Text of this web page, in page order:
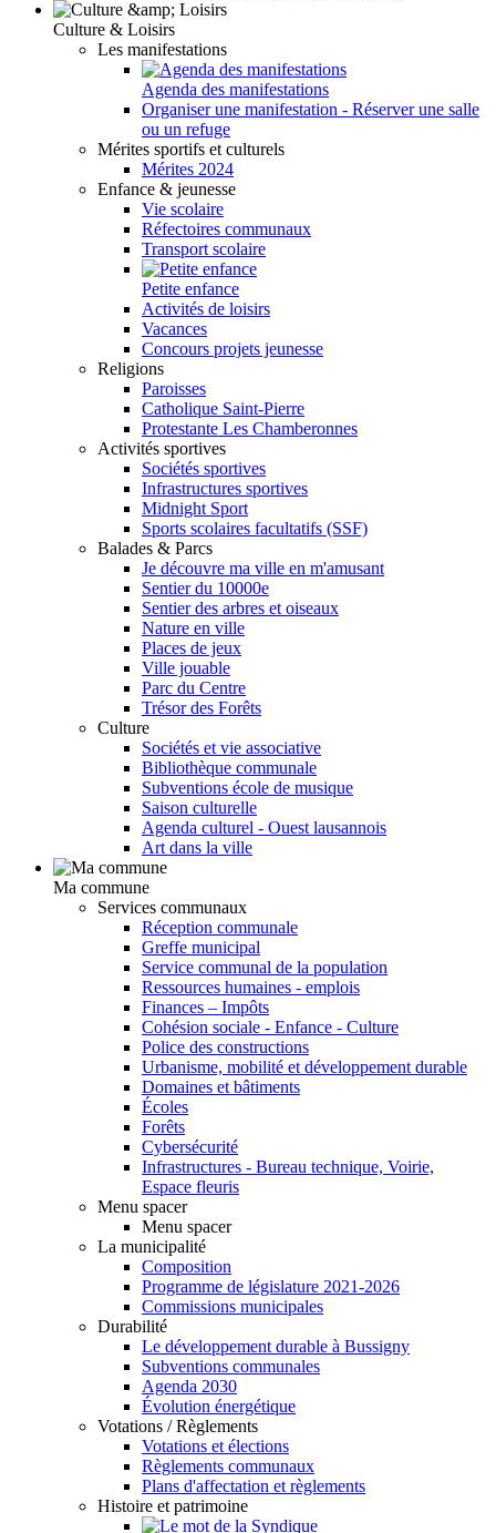
Culture & Loisirs
Les manifestations
Agenda des manifestations
Organiser une manifestation - Réserver une salle
ou un refuge
Mérites sportifs et culturels
Mérites 2024
Enfance & jeunesse
Vie scolaire
Réfectoires communaux
Transport scolaire
Petite enfance
Activités de loisirs
Vacances
Concours projets jeunesse
Religions
Paroisses
Catholique Saint-Pierre
Protestante Les Chamberonnes
Activités sportives
Sociétés sportives
Infrastructures sportives
Midnight Sport
Sports scolaires facultatifs (SSF)
Balades & Parcs
Je découvre ma ville en m'amusant
Sentier du 10000e
Sentier des arbres et oiseaux
Nature en ville
Places de jeux
Ville jouable
Parc du Centre
Trésor des Forêts
Culture
Sociétés et vie associative
Bibliothèque communale
Subventions école de musique
Saison culturelle
Agenda culturel - Ouest lausannois
Art dans la ville
Ma commune
Services communaux
Réception communale
Greffe municipal
Service communal de la population
Ressources humaines - emplois
Finances – Impôts
Cohésion sociale - Enfance - Culture
Police des constructions
Urbanisme, mobilité et développement durable
Domaines et bâtiments
Écoles
Forêts
Cybersécurité
Infrastructures - Bureau technique, Voirie,
Espace fleuris
Menu spacer
Menu spacer
La municipalité
Composition
Programme de législature 2021-2026
Commissions municipales
Durabilité
Le développement durable à Bussigny
Subventions communales
Agenda 2030
Évolution énergétique
Votations / Règlements
Votations et élections
Règlements communaux
Plans d'affectation et règlements
Histoire et patrimoine